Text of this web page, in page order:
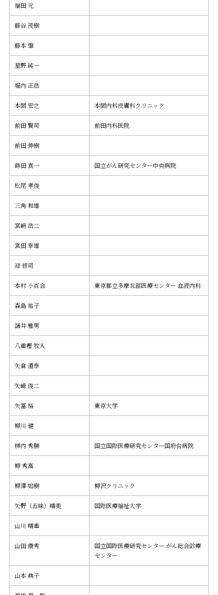
福田 元
藤谷 茂樹
藤本 肇
星野 純一
堀内 正浩
本間 宏之 本間内科皮膚科クリニック
前田 賢司 前田内科医院
前田 伸樹
蒔田 真一 国立がん研究センター中央病院
松尾 孝俊
三角 和雄
宮﨑 浩二
宮田 幸雄
迎 修司
本村 小百合 東京都立多摩北部医療センター 血液内科
森島 祐子
諸井 雅男
八重樫 牧人
矢倉 道泰
矢崎 俊二
矢冨 裕 東京大学
柳川 健
栁内 秀勝 国立国際医療研究センター国府台病院
柳 秀高
柳澤 如樹 柳沢クリニック
矢野（五味）晴美 国際医療福祉大学
山川 晴重
山田 康秀
国立国際医療研究センター がん総合診療
センター
山本 典子